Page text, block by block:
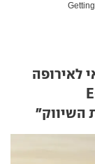
לאירופה
השיווק"